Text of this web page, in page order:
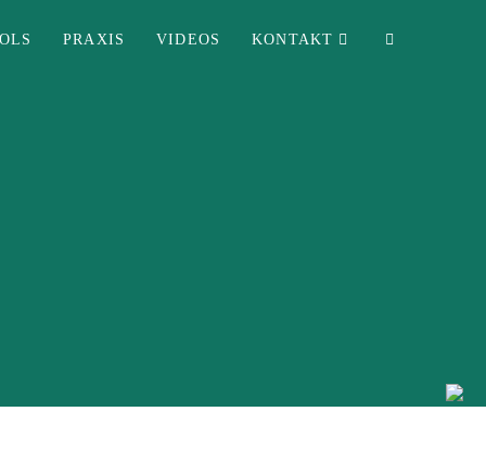
PRAXIS VIDEOS KONTAKT